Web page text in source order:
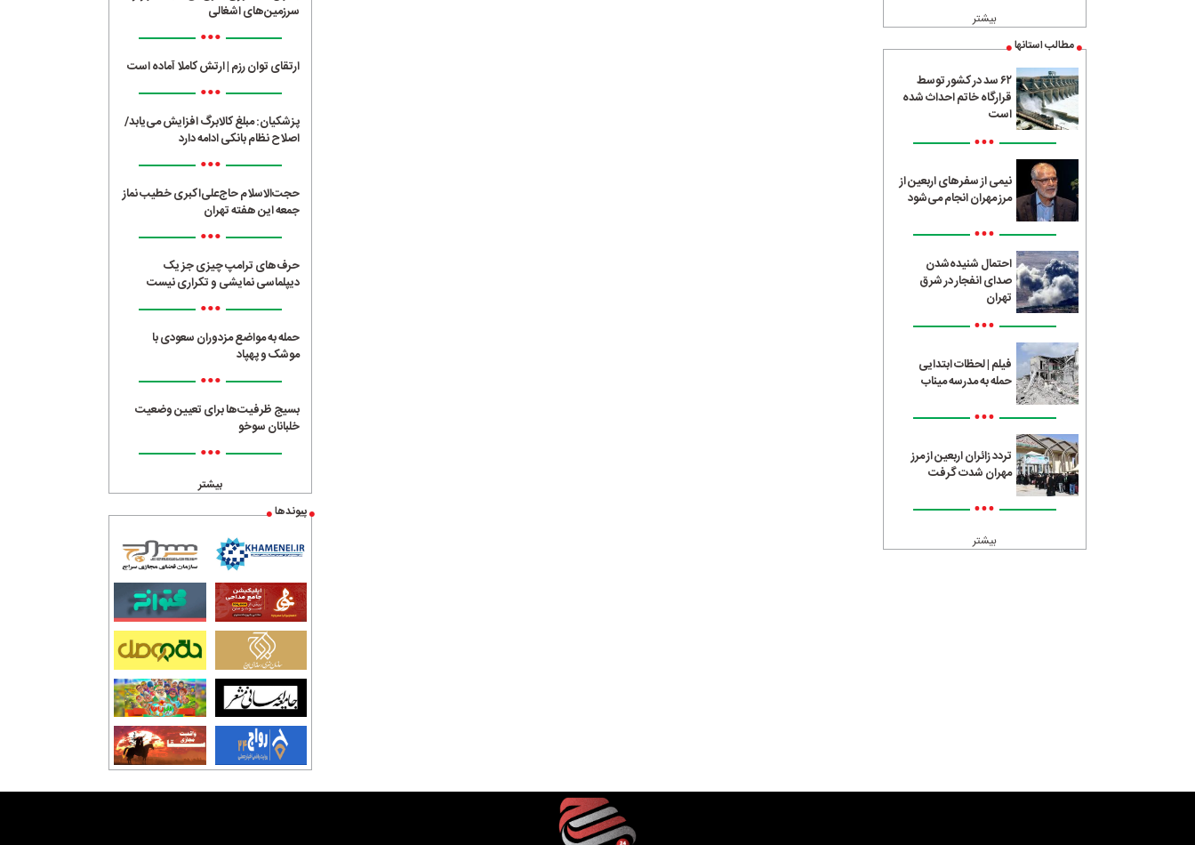
بیشتر
مطالب استانها
۶۲ سد در کشور توسط
قرارگاه خاتم احداث شده
است
•••
نیمی از سفرهای اربعین از
مرز مهران انجام می‌شود
•••
احتمال شنیده‌شدن
صدای انفجار در شرق
تهران
•••
فیلم | لحظات ابتدایی
حمله به مدرسه میناب
•••
تردد زائران اربعین از مرز
مهران شدت گرفت
•••
بیشتر
سرزمین‌های اشغالی
•••
ارتقای توان رزم | ارتش کاملا آماده است
•••
پزشکیان: مبلغ کالابرگ افزایش می‌یابد/
اصلاح نظام بانکی ادامه دارد
•••
حجت‌الاسلام حاج‌علی‌اکبری خطیب نماز
جمعه این هفته تهران
•••
حرف‌های ترامپ چیزی جز یک
دیپلماسی نمایشی و تکراری نیست
•••
حمله به مواضع مزدوران سعودی با
موشک و پهپاد
•••
بسیج ظرفیت‌ها برای تعیین وضعیت
خلبانان سوخو
•••
بیشتر
پیوندها